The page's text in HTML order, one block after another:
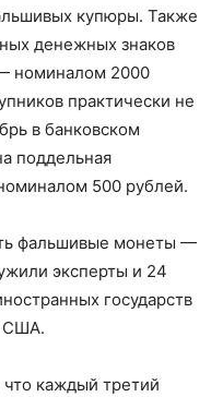
купюры. Также
денежных знаков
номиналом 2000
практически не
в банковском
поддельная
500 рублей.
фальшивые монеты —
эксперты и 24
государств
США.
что каждый третий